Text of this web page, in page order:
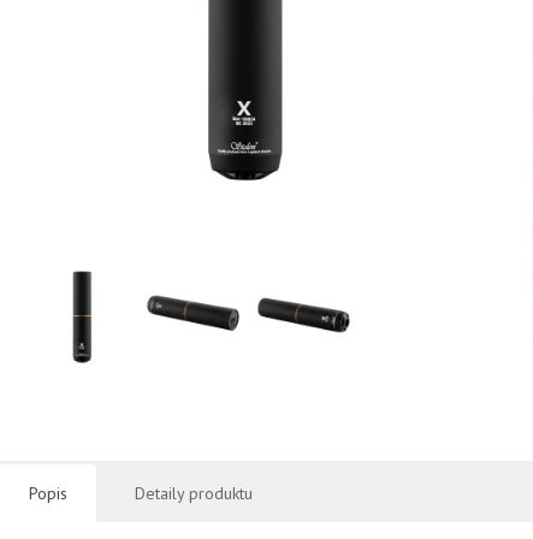
Popis Detaily produktu